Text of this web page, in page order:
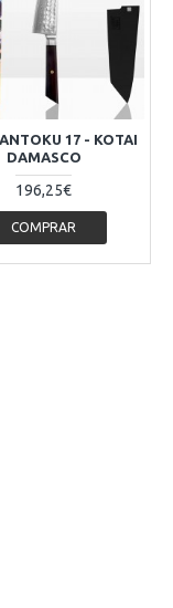
17 - KOTAI
DAMASCO
196,25€
COMPRAR